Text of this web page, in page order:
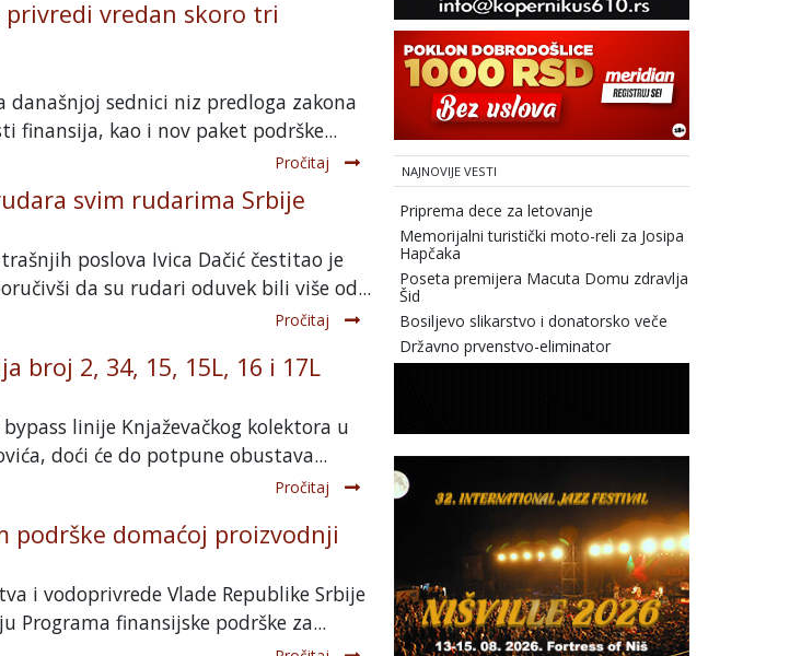
vredan skoro tri
sednici niz predloga zakona
finansija, kao i nov paket podrške...
Pročitaj
svim rudarima Srbije
poslova Ivica Dačić čestitao je
da su rudari oduvek bili više od...
Pročitaj
broj 2, 34, 15, 15L, 16 i 17L
linije Knjaževačkog kolektora u
doći će do potpune obustava...
Pročitaj
podrške domaćoj proizvodnji
i vodoprivrede Vlade Republike Srbije
Programa finansijske podrške za...
NAJNOVIJE VESTI
Priprema dece za letovanje
Memorijalni turistički moto-reli za Josipa
Hapčaka
Poseta premijera Macuta Domu zdravlja
Šid
Bosiljevo slikarstvo i donatorsko veče
Državno prvenstvo-eliminator